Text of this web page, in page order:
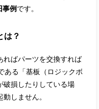
例です。
は？
ればパーツを交換すれば
ある「基板（ロジックボ
破損したりしている場
しません。